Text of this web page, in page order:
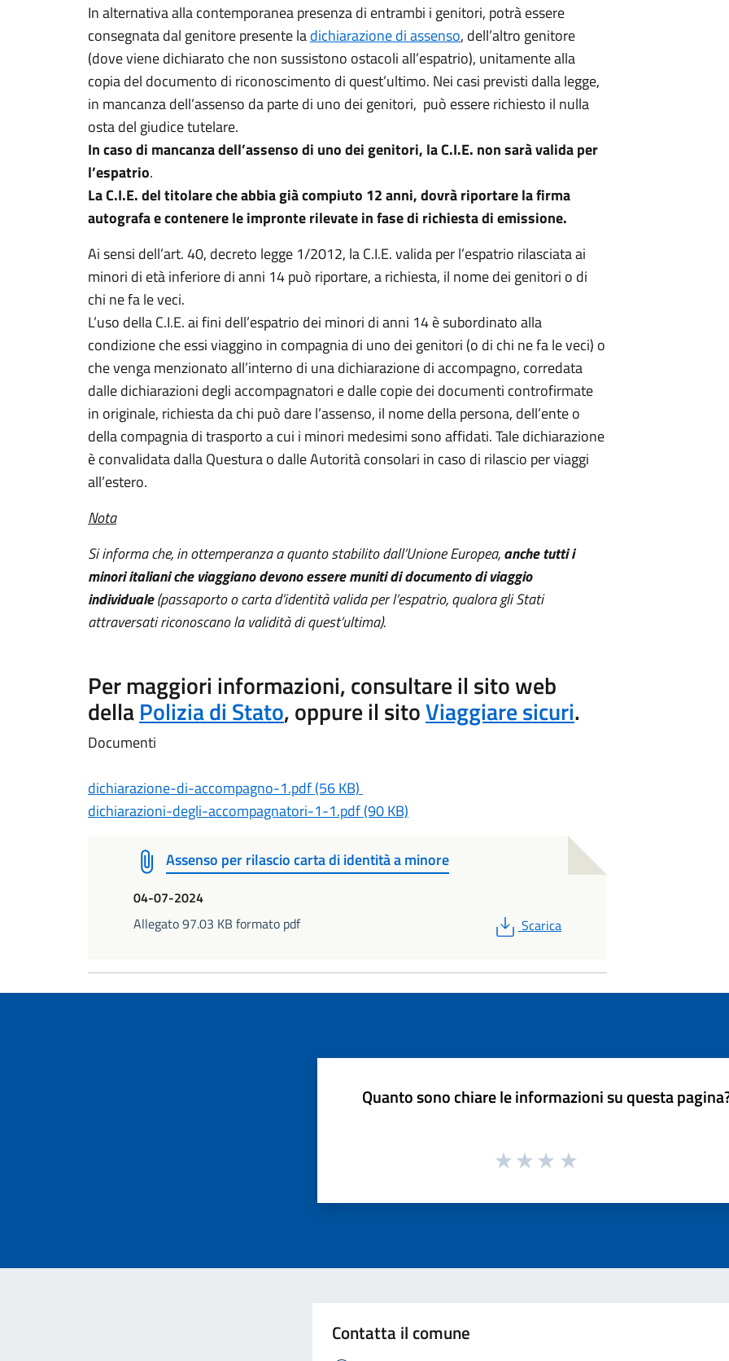
In alternativa alla contemporanea presenza di entrambi i genitori, potrà essere
consegnata dal genitore presente ladichiarazione di assenso, dell’altro genitore
(dove viene dichiarato che non sussistono ostacoli all’espatrio), unitamente alla
copia del documento di riconoscimento di quest’ultimo. Nei casi previsti dalla legge,
in mancanza dell’assenso da parte di uno dei genitori, può essere richiesto il nulla
osta del giudice tutelare.
In caso di mancanza dell’assenso di uno dei genitori, la C.I.E. non sarà valida per
l’espatrio.
La C.I.E. del titolare che abbia già compiuto 12 anni, dovrà riportare la firma
autografa e contenere le impronte rilevate in fase di richiesta di emissione.
Ai sensi dell’art. 40, decreto legge 1/2012, la C.I.E. valida per l’espatrio rilasciata ai
minori di età inferiore di anni 14 può riportare, a richiesta, il nome dei genitori o di
chi ne fa le veci.
L’uso della C.I.E. ai fini dell’espatrio dei minori di anni 14 è subordinato alla
condizione che essi viaggino in compagnia di uno dei genitori (o di chi ne fa le veci) o
che venga menzionato all’interno di una dichiarazione di accompagno, corredata
dalle dichiarazioni degli accompagnatori e dalle copie dei documenti controfirmate
in originale, richiesta da chi può dare l’assenso, il nome della persona, dell’ente o
della compagnia di trasporto a cui i minori medesimi sono affidati. Tale dichiarazione
è convalidata dalla Questura o dalle Autorità consolari in caso di rilascio per viaggi
all’estero.
Nota
Si informa che, in ottemperanza a quanto stabilito dall’Unione Europea,anche tutti i
minori italiani che viaggiano devono essere muniti di documento di viaggio
individuale(passaporto o carta d’identità valida per l’espatrio, qualora gli Stati
attraversati riconoscano la validità di quest’ultima).
Per maggiori informazioni, consultare il sito web
dellaPolizia di Stato, oppure il sitoViaggiare sicuri.
Documenti
dichiarazione-di-accompagno-1.pdf (56 KB)
dichiarazioni-degli-accompagnatori-1-1.pdf (90 KB)
Assenso per rilascio carta di identità a minore
04-07-2024
Allegato 97.03 KB formato pdf
PDF
Scarica
Quanto sono chiare le informazioni su questa
Contatta il comune